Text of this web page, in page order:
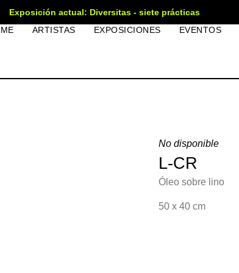
Exposición actual: Diversitas - siete prácticas
ARTISTAS EXPOSICIONES EVENTOS
No disponible
L-CR
Óleo sobre lino
50 x 40 cm